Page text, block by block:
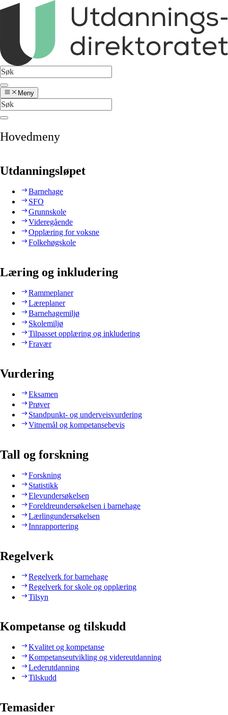
Meny
Hovedmeny
Utdanningsløpet
Barnehage
SFO
Grunnskole
Videregående
Opplæring for voksne
Folkehøgskole
Læring og inkludering
Rammeplaner
Læreplaner
Barnehagemiljø
Skolemiljø
Tilpasset opplæring og inkludering
Fravær
Vurdering
Eksamen
Prøver
Standpunkt- og underveisvurdering
Vitnemål og kompetansebevis
Tall og forskning
Forskning
Statistikk
Elevundersøkelsen
Foreldreundersøkelsen i barnehage
Lærlingundersøkelsen
Innrapportering
Regelverk
Regelverk for barnehage
Regelverk for skole og opplæring
Tilsyn
Kompetanse og tilskudd
Kvalitet og kompetanse
Kompetanseutvikling og videreutdanning
Lederutdanning
Tilskudd
Temasider